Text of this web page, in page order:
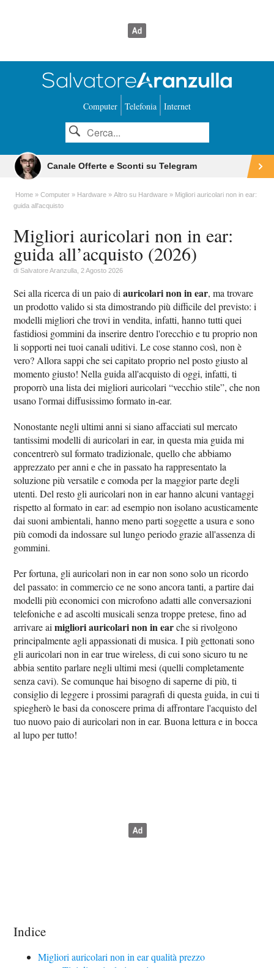
Computer Telefonia Internet
Canale Offerte e Sconti su Telegram
Home Computer Hardware Altro su Hardware
Migliori auricolari non in ear:
guida all'acquisto
Migliori auricolari non in ear:
guida all’acquisto (2026)
diSalvatore Aranzulla , 2 Agosto 2026
Sei alla ricerca di un paio diauricolari non in ear, ma trovare
un prodotto valido si sta dimostrando più difficile del previsto: i
modelli migliori che trovi in vendita, infatti, hanno tutti quei
fastidiosi gommini da inserire dentro l'orecchio e tu proprio non
li sopporti nei tuoi canali uditivi. Le cose stanno così, non è
vero? Allora sappi che sei capitato proprio nel posto giusto al
momento giusto! Nella guida all'acquisto di oggi, infatti, ti
proporrò una lista dei migliori auricolari “vecchio stile”, che non
usano l'ormai diffusissimo formato in-ear.
Nonostante negli ultimi anni si siano affacciati sul mercato
tantissimi modelli di auricolari in ear, in questa mia guida mi
concentrerò sul formato tradizionale, quello che abbiamo
apprezzato per anni e che in passato ha rappresentato la
soluzione più versatile e comoda per la maggior parte degli
utenti. Del resto gli auricolari non in ear hanno alcuni vantaggi
rispetto al formato in ear: ad esempio non isolano acusticamente
dai suoni ambientali, hanno meno parti soggette a usura e sono
più comodi da indossare sul lungo periodo grazie all'assenza di
gommini.
Per fortuna, gli auricolari non in ear non sono solo un ricordo
del passato: in commercio ce ne sono ancora tanti, a partire dai
modelli più economici con microfono adatti alle conversazioni
telefoniche e ad ascolti musicali senza troppe pretese, fino ad
arrivare aimigliori auricolari non in earche si rivolgono
principalmente agli appassionati di musica. I più gettonati sono
gli auricolari non in ear true wireless, di cui sono sicuro tu ne
abbia sentito parlare negli ultimi mesi (quelli completamente
senza cavi). Se comunque hai bisogno di saperne di più, ti
consiglio di leggere i prossimi paragrafi di questa guida, in cui ti
spiegherò le basi da conoscere prima di affrontare l'acquisto del
tuo nuovo paio di auricolari non in ear. Buona lettura e in bocca
al lupo per tutto!
Indice
Migliori auricolari non in ear qualità prezzo